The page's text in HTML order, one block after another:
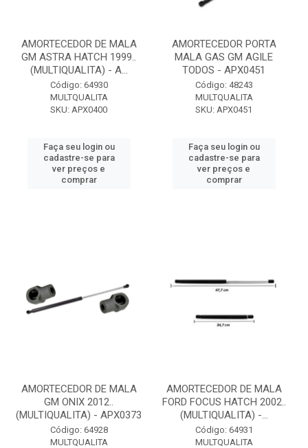
AMORTECEDOR DE MALA
GM ASTRA HATCH 1999..
(MULTIQUALITA) - A...
Código: 64930
MULTQUALITA
SKU: APX0400
Faça seu login ou
cadastre-se para
ver preços e
comprar
AMORTECEDOR PORTA
MALA GAS GM AGILE
TODOS - APX0451
Código: 48243
MULTQUALITA
SKU: APX0451
Faça seu login ou
cadastre-se para
ver preços e
comprar
AMORTECEDOR DE MALA
GM ONIX 2012..
(MULTIQUALITA) - APX0373
Código: 64928
MULTQUALITA
AMORTECEDOR DE MALA
FORD FOCUS HATCH 2002..
(MULTIQUALITA) -...
Código: 64931
MULTQUALITA